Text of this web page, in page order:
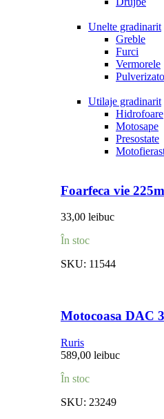
Unelte gradinarit
Greble
Furci
Vermorele
Utilaje gradinarit
Hidrofoare
Motosape
Presostate
Foarfeca vie
33,00 leibuc
În stoc
SKU: 11544
Motocoasa DAC
Ruris
589,00 leibuc
În stoc
SKU: 23249